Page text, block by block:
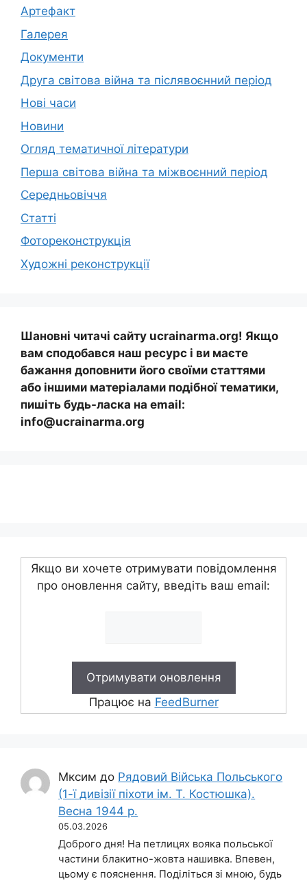
Артефакт
Галерея
Документи
Друга світова війна та післявоєнний період
Нові часи
Новини
Огляд тематичної літератури
Перша світова війна та міжвоєнний період
Середньовіччя
Статті
Фотореконструкція
Художні реконструкції
Шановні читачі сайту ucrainarma.org! Якщо
вам сподобався наш ресурс і ви маєте
бажання доповнити його своїми статтями
або іншими матеріалами подібної тематики,
пишіть будь-ласка на email:
info@ucrainarma.org
Якщо ви хочете отримувати повідомлення
про оновлення сайту, введіть ваш email:
Працює на FeedBurner
Мксим до Рядовий Війська Польського
(1-ї дивізії піхоти ім. Т. Костюшка).
Весна 1944 р.
05.03.2026
Доброго дня! На петлицях вояка польської
частини блакитно-жовта нашивка. Впевен,
цьому є пояснення. Поділіться зі мною, будь